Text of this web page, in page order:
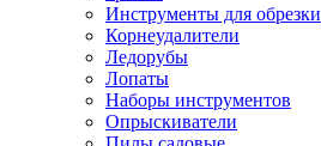
Инструменты для обрезки
Корнеудалители
Ледорубы
Лопаты
Наборы инструментов
Опрыскиватели